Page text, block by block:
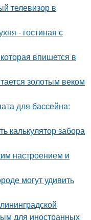
телевизор в
- гостиная с
впишется в
золотым веком
для бассейна:
калькулятор забора
настроением и
могут удивить
для иностранных